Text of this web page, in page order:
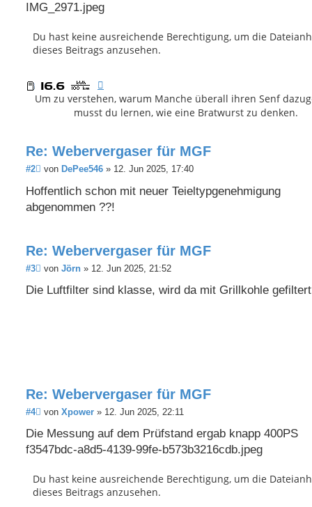
r
IMG_2971.jpeg
Du hast keine ausreichende Berechtigung, um die
dieses Beitrags anzusehen.
Um zu verstehen, warum Manche überall ihren Senf
musst du lernen, wie eine Bratwurst zu denken.
Re: Webervergaser für MGF
#2
B
i
r
von DePee546 » 12. Jun 2025, 17:40
Hoffentlich schon mit neuer Teieltypgenehmigung
abgenommen ??!
Re: Webervergaser für MGF
#3
B
i
von Jörn » 12. Jun 2025, 21:52
Die Luftfilter sind klasse, wird da mit Grillkohle
Re: Webervergaser für MGF
#4
B
i
r
von Xpower » 12. Jun 2025, 22:11
Die Messung auf dem Prüfstand ergab knapp 400PS
f3547bdc-a8d5-4139-99fe-b573b3216cdb.jpeg
Du hast keine ausreichende Berechtigung, um die
dieses Beitrags anzusehen.